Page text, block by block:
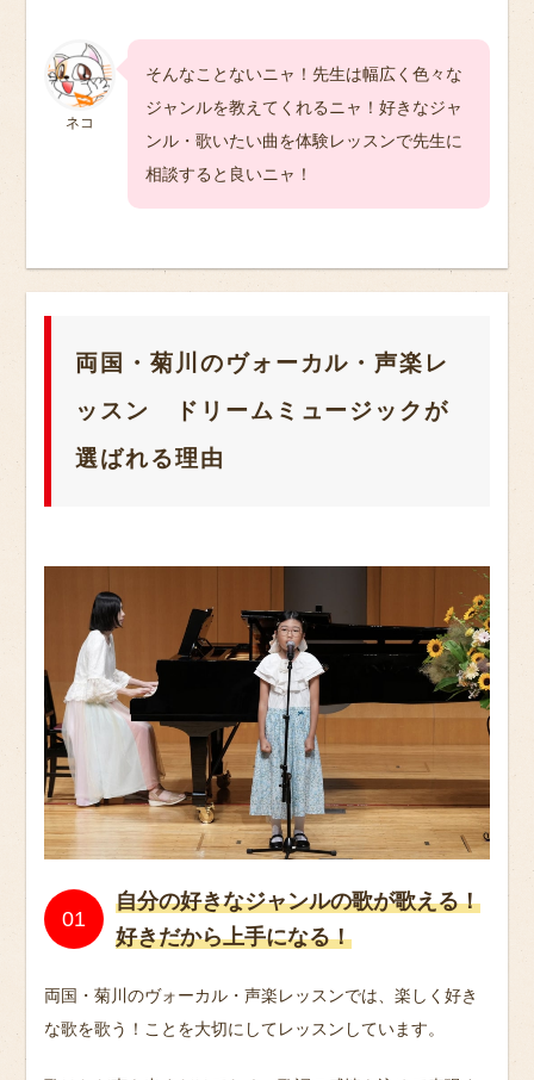
ネコ
そんなことないニャ！先生は幅広く色々な
ジャンルを教えてくれるニャ！好きなジャ
ンル・歌いたい曲を体験レッスンで先生に
相談すると良いニャ！
両国・菊川のヴォーカル・声楽レ
ッスン ドリームミュージックが
選ばれる理由
自分の好きなジャンルの歌が歌える！
好きだから上手になる！
両国・菊川のヴォーカル・声楽レッスンでは、楽しく好き
な歌を歌う！ことを大切にしてレッスンしています。